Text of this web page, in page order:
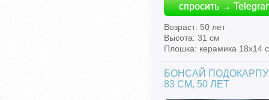
спросить →
Возраст: 50 лет
Высота: 31 см
Плошка: керамика 18х14
БОНСАЙ
83 СМ, 50 ЛЕТ